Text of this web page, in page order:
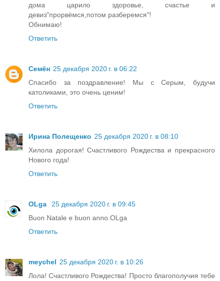
дома царило здоровье, счастье и
девиз"прорвёмся,потом разберемся"!
Обнимаю!
Ответить
Семён 25 декабря 2020 г. в 06:22
Спасибо за поздравление! Мы с Серым, будучи
католиками, это очень ценим!
Ответить
Ирина Полещенко 25 декабря 2020 г. в 08:10
Хилола дорогая! Счастливого Рождества и прекрасного
Нового года!
Ответить
OLga
25 декабря 2020 г. в 09:45
Buon Natale e buon anno.OLga
Ответить
meychel 25 декабря 2020 г. в 10:26
Лола! Счастливого Рождества! Просто благополучия тебе